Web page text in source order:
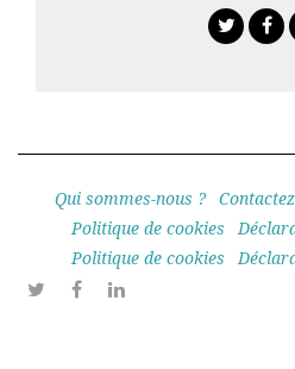
Qui sommes-nous ?
Politique de cookies
Politique de cookies